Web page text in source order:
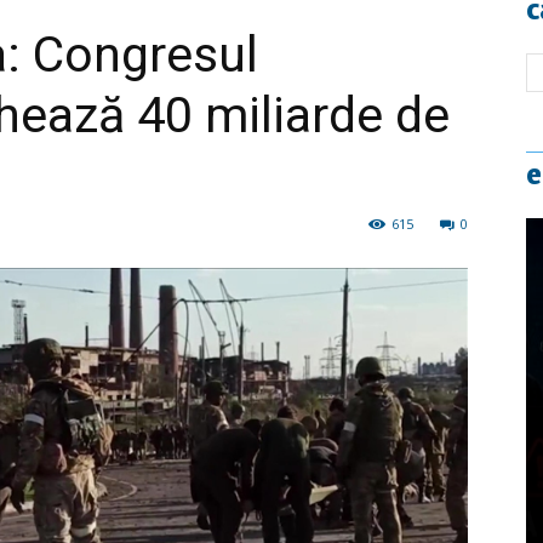
Congresul
40 miliarde de
0
615